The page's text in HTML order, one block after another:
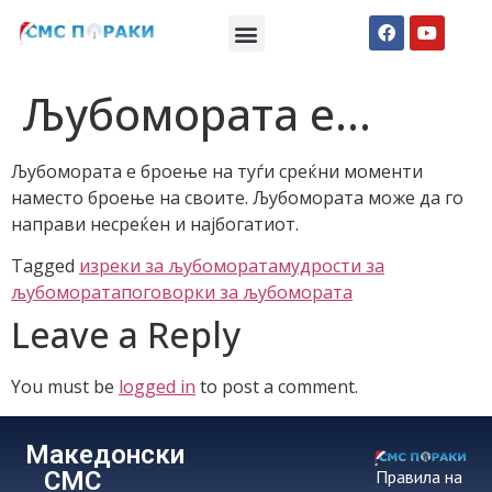
Љубомората е…
Љубомората е броење на туѓи среќни моменти
наместо броење на своите. Љубомората може да го
направи несреќен и најбогатиот.
Tagged изреки за љубоморатамудрости за
љубоморатапоговорки за љубомората
Leave a Reply
You must be logged in to post a comment.
Македонски
СМС
Правила на